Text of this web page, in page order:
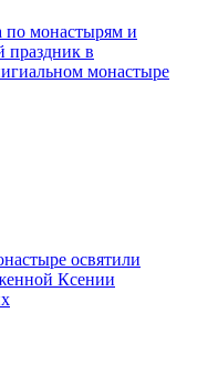
по монастырям и
праздник в
монастыре
освятили
Ксении